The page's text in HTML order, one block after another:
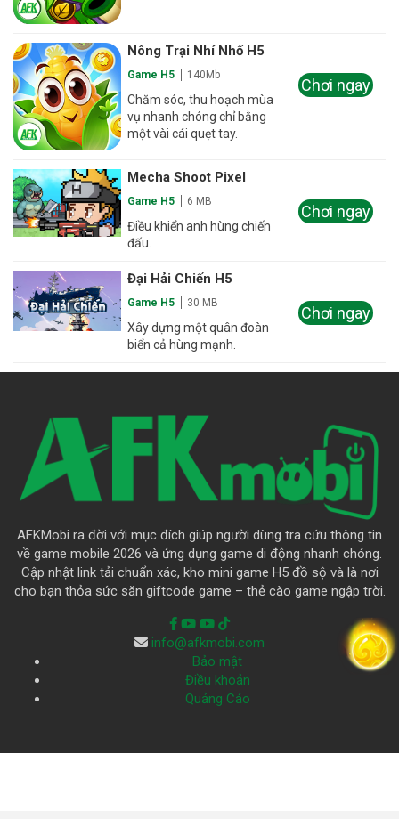
Nông Trại Nhí Nhố H5
Game H5 140Mb
Chăm sóc, thu hoạch mùa
vụ nhanh chóng chỉ bằng
một vài cái quẹt tay.
Chơi ngay
Mecha Shoot Pixel
Game H5 6 MB
Điều khiển anh hùng chiến
đấu.
Chơi ngay
Đại Hải Chiến H5
Game H5 30 MB
Xây dựng một quân đoàn
biển cả hùng mạnh.
Chơi ngay
AFKMobi ra đời với mục đích giúp người dùng tra cứu thông tin
về game mobile 2026 và ứng dụng game di động nhanh chóng.
Cập nhật link tải chuẩn xác, kho mini game H5 đồ sộ và là nơi
cho bạn thỏa sức săn giftcode game – thẻ cào game ngập trời.
info@afkmobi.com
Bảo mật
Điều khoản
Quảng Cáo